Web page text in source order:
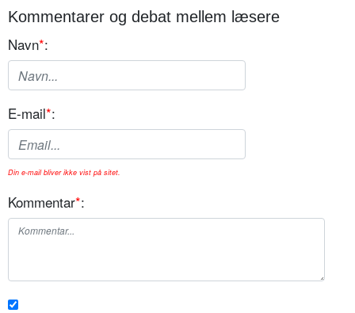
Kommentarer og debat mellem læsere
Navn*:
E-mail*:
Din e-mail bliver ikke vist på sitet.
Kommentar*: